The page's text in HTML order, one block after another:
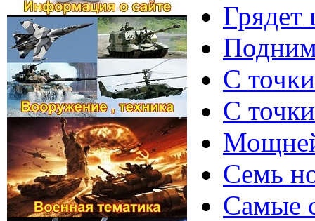
С
С
Семь
Cамые